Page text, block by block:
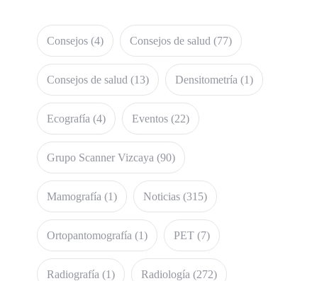
Consejos (4) Consejos de salud (77)
Consejos de salud (13) Densitometría (1)
Ecografía (4) Eventos (22)
Grupo Scanner Vizcaya (90)
Mamografía (1) Noticias (315)
Ortopantomografía (1) PET (7)
Radiografía (1) Radiología (272)